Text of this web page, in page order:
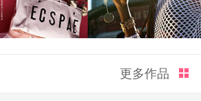
更多作品